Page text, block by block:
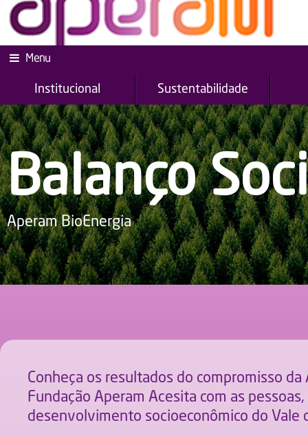
Menu
Institucional Sustentabilidade
Balanço
Aperam BioEnergia
Conheça os resultados do compromisso
Fundação Aperam Acesita com as
desenvolvimento socioeconômico do Vale